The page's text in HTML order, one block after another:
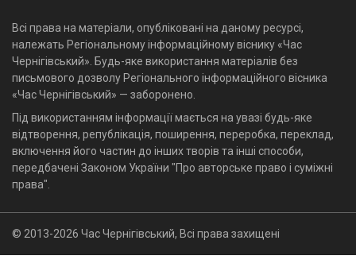
Всі права на матеріали, опубліковані на даному ресурсі,
належать Регіональному інформаційному віснику «Час
Чернігівський». Будь-яке використання матеріалів без
письмового дозволу Регіонального інформаційного вісника
«Час Чернігівський» — заборонено.
Під використанням інформації мається на увазі будь-яке
відтворення, републікація, поширення, переробка, переклад,
включення його частин до інших творів та інші способи,
передбачені Законом України "Про авторське право і суміжні
права".
© 2013-2026 Час Чернігівський, Всі права захищені